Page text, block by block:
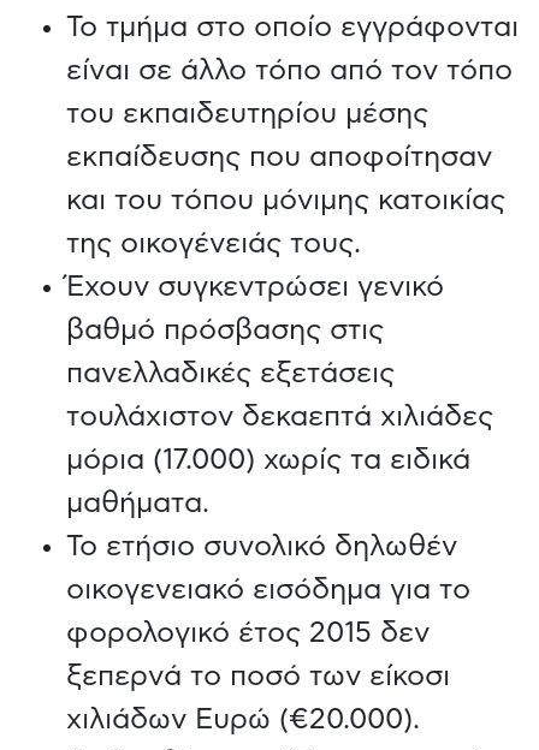
Το τμήμα στο οποίο εγγράφονται
είναι σε άλλο τόπο από τον τόπο
του εκπαιδευτηρίου μέσης
εκπαίδευσης που αποφοίτησαν
και του τόπου μόνιμης κατοικίας
της οικογένειάς τους.
Έχουν συγκεντρώσει γενικό
βαθμό πρόσβασης στις
πανελλαδικές εξετάσεις
τουλάχιστον δεκαεπτά χιλιάδες
μόρια (17.000) χωρίς τα ειδικά
μαθήματα.
Το ετήσιο συνολικό δηλωθέν
οικογενειακό εισόδημα για το
φορολογικό έτος 2015 δεν
ξεπερνά το ποσό των είκοσι
χιλιάδων Ευρώ (€20.000).